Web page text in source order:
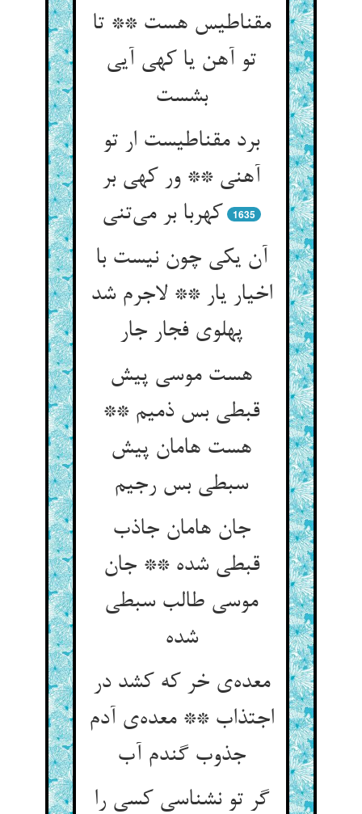
مقناطیس هست ** تا
تو آهن یا کهی آیی
بشست
برد مقناطیست ار تو
آهنی ** ور کهی بر
کهربا بر می‌تنی
1635
آن یکی چون نیست با
اخیار یار ** لاجرم شد
پهلوی فجار جار
هست موسی پیش
قبطی بس ذمیم **
هست هامان پیش
سبطی بس رجیم
جان هامان جاذب
قبطی شده ** جان
موسی طالب سبطی
شده
معده‌ی خر که کشد در
اجتذاب ** معده‌ی آدم
جذوب گندم آب
گر تو نشناسی کسی را